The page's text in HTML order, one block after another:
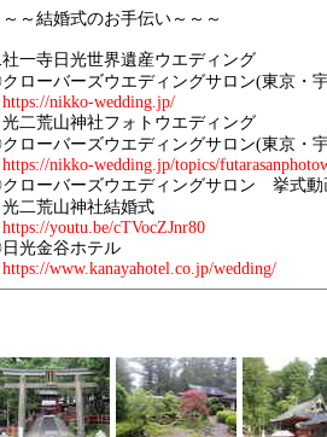
～～結婚式のお手伝い～～～
一寺日光世界遺産ウエディング
クローバーズウエディングサロン(東京・
https://nikko-wedding.jp/
光二荒山神社フォトウエディング
クローバーズウエディングサロン(東京・
https://nikko-wedding.jp/topics/
クローバーズウエディングサロン 挙式動
光二荒山神社結婚式
https://youtu.be/cTVocZJnr80
日光金谷ホテル
https://www.kanayahotel.co.jp/wedding/